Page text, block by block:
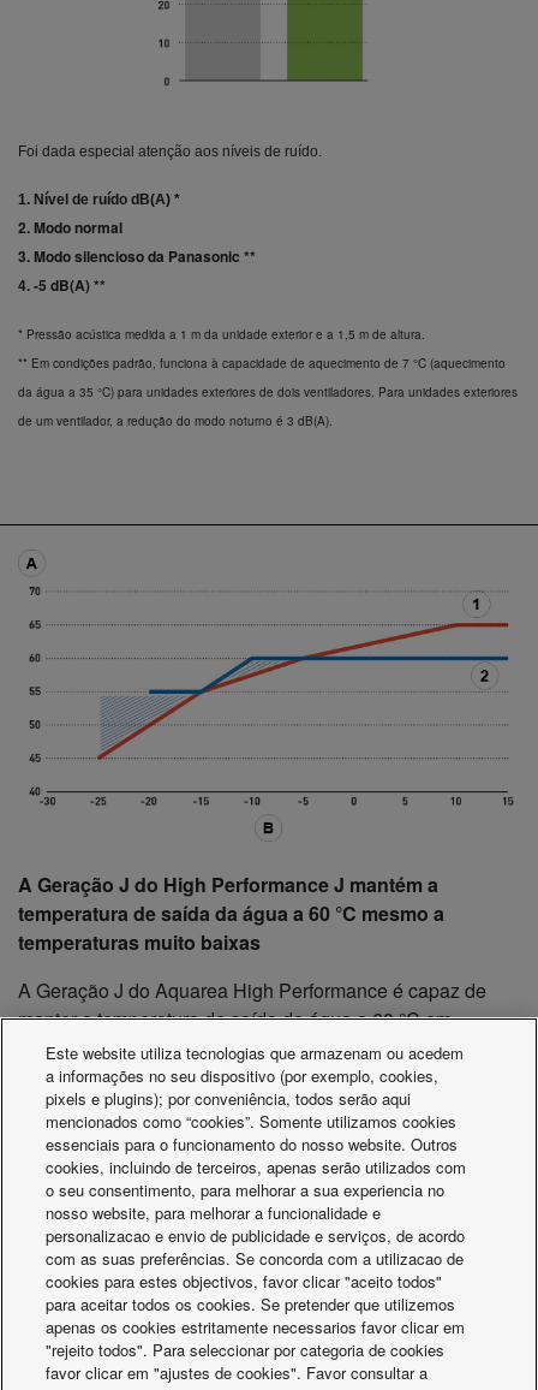
Foi dada especial atenção aos níveis de ruído.
1. Nível de ruído dB(A) *
2. Modo normal
3. Modo silencioso da Panasonic **
4.-5 dB(A) **
* Pressão acústica medida a 1 m da unidade exterior e a 1,5 m de altura.
** Em condições padrão, funciona à capacidade de aquecimento de 7 °C (aquecimento
da água a 35 °C) para unidades exteriores de dois ventiladores. Para unidades exteriores
de um ventilador, a redução do modo noturno é 3 dB(A).
A Geração J do High Performance J mantém a
temperatura de saída da água a 60 °C mesmo a
temperaturas muito baixas
A Geração J do Aquarea High Performance é capaz de
manter a temperatura de saída da água a 60 °C em
temperaturas exteriores até -10 °C, mantendo um elevado
conforto na divisão mesmo a baixas temperaturas. Com
outras bombas de calor, a temperatura da água desde
drasticamente a baixas temperaturas exteriores, fazendo
com que a bomba de calor funcione fora das condições de
conceção e criando desconforto na divisão
Temperatura máxima de saída da água (°C)
Temperatura ambiente exterior (°C)
Outras bombas de calor
Geração J Aquarea High Performance
Este website utiliza tecnologias que armazenam ou acedem
a informações no seu dispositivo (por exemplo, cookies,
pixels e plugins); por conveniência, todos serão aqui
mencionados como “cookies”. Somente utilizamos cookies
essenciais para o funcionamento do nosso website. Outros
cookies, incluindo de terceiros, apenas serão utilizados com
o seu consentimento, para melhorar a sua experiencia no
nosso website, para melhorar a funcionalidade e
personalizacao e envio de publicidade e serviços, de acordo
com as suas preferências. Se concorda com a utilizacao de
cookies para estes objectivos, favor clicar "aceito todos"
para aceitar todos os cookies. Se pretender que utilizemos
apenas os cookies estritamente necessarios favor clicar em
"rejeito todos". Para seleccionar por categoria de cookies
favor clicar em "ajustes de cookies". Favor consultar a